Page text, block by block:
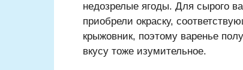
недозрелые ягоды. Для сырого
приобрели окраску,
крыжовник, поэтому варенье
вкусу тоже изумительное.